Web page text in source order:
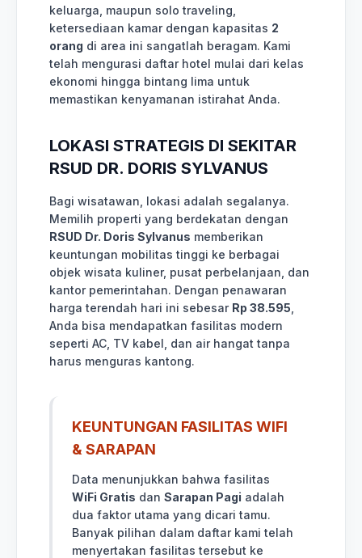
keluarga, maupun solo traveling,
ketersediaan kamar dengan kapasitas 2
orang di area ini sangatlah beragam. Kami
telah mengurasi daftar hotel mulai dari kelas
ekonomi hingga bintang lima untuk
memastikan kenyamanan istirahat Anda.
LOKASI STRATEGIS DI SEKITAR
RSUD DR. DORIS SYLVANUS
Bagi wisatawan, lokasi adalah segalanya.
Memilih properti yang berdekatan dengan
RSUD Dr. Doris Sylvanus memberikan
keuntungan mobilitas tinggi ke berbagai
objek wisata kuliner, pusat perbelanjaan, dan
kantor pemerintahan. Dengan penawaran
harga terendah hari ini sebesar Rp 38.595
Anda bisa mendapatkan fasilitas modern
seperti AC, TV kabel, dan air hangat tanpa
harus menguras kantong.
KEUNTUNGAN FASILITAS WIFI
& SARAPAN
Data menunjukkan bahwa fasilitas
WiFi Gratis dan Sarapan Pagi adalah
dua faktor utama yang dicari tamu.
Banyak pilihan dalam daftar kami telah
menyertakan fasilitas tersebut ke